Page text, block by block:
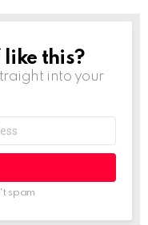
this?
into your
spam